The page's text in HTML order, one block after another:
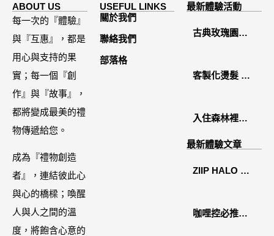
ABOUT US
每一次的『體驗』
與『互惠』，都是
用心與支持的果
實；每一個『創
作』與『故事』，
都將變成最美的禮
物傳遞給您。
成為『禮物創造
者』，連結彼此心
與心的橋樑；喚醒
人與人之間的溫
度，將飽含心意的
USEFUL LINKS
關於我們
聯絡我們
部落格
最新體驗活動
古典玫瑰園
禮盒開箱分享 /
客製化燙髮 鏡
入住森林裡的
住宿˙八番私人
最新體驗文章
ZIIP HALO 居
好萊塢名人加
咖哩控必推！